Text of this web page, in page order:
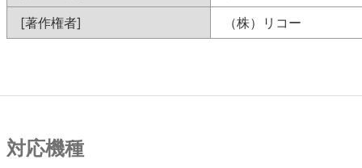
[著作権者]
（株）リコー
対応機種